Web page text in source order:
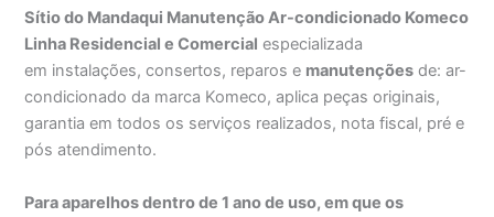
Sítio do Mandaqui Manutenção Ar-condicionado Komeco
Linha Residencial e Comercial especializada
em instalações, consertos, reparos e manutenções de: ar-
condicionado da marca Komeco, aplica peças originais,
garantia em todos os serviços realizados, nota fiscal, pré e
pós atendimento.
Para aparelhos dentro de 1 ano de uso, em que os